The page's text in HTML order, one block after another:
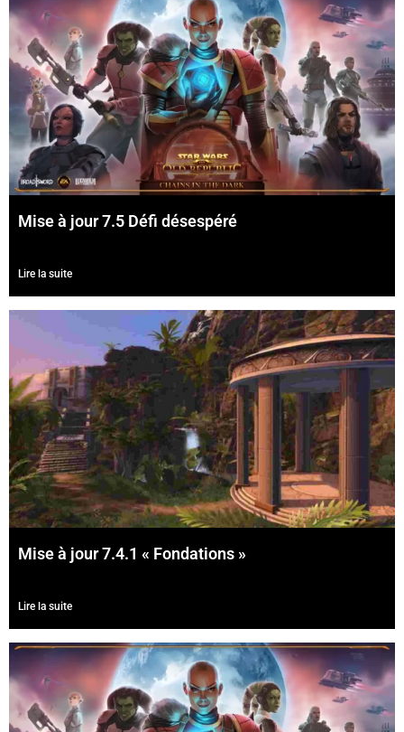
Lire la suite
Mise à jour 7.5 Défi désespéré
Lire la suite
Mise à jour 7.4.1 « Fondations »